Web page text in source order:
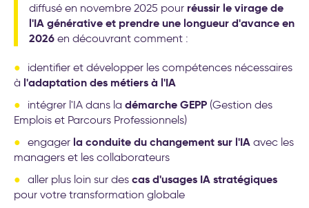
diffusé en novembre 2025 pour réussir le virage de
l'IA générative et prendre une longueur d'avance en
2026 en découvrant comment :
identifier et développer les compétences nécessaires
à l'adaptation des métiers à l'IA
intégrer l'IA dans la démarche GEPP (Gestion des
Emplois et Parcours Professionnels)
engager la conduite du changement sur l'IA avec les
managers et les collaborateurs
aller plus loin sur des cas d'usages IA stratégiques
pour votre transformation globale